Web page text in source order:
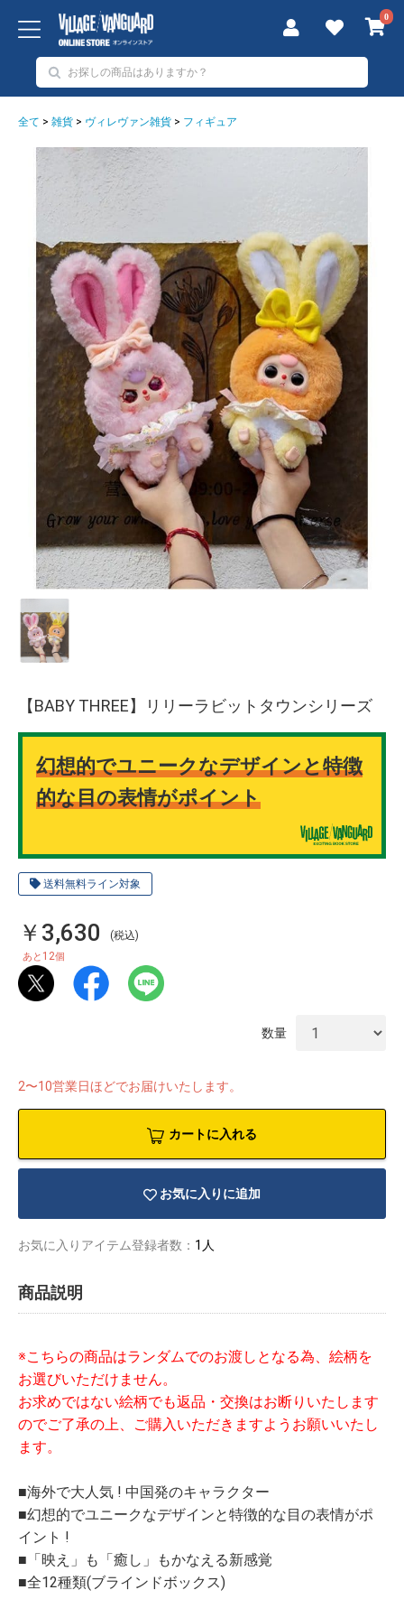
0
全て > 雑貨 > ヴィレヴァン雑貨 > フィギュア
送料無料ライン対象
【BABY THREE】リリーラビットタウンシリーズ
幻想的でユニークなデザインと特徴
的な目の表情がポイント
￥3,630 (税込)
あと 12個
数量
2〜10営業日ほどでお届けいたします。
カートに入れる
お気に入りに追加
お気に入りアイテム登録者数： 1人
商品説明
※こちらの商品はランダムでのお渡しとなる為、絵柄を
お選びいただけません。
お求めではない絵柄でも返品・交換はお断りいたします
のでご了承の上、ご購入いただきますようお願いいたし
ます。
■海外で大人気 ! 中国発のキャラクター
■幻想的でユニークなデザインと特徴的な目の表情がポ
イント !
■「映え」も「癒し」もかなえる新感覚
■全12種類(ブラインドボックス)
アダルトグ
ッズ